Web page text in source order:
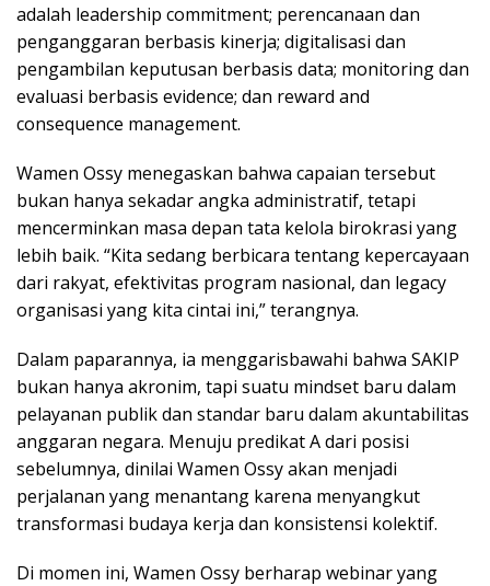
adalah leadership commitment; perencanaan dan
penganggaran berbasis kinerja; digitalisasi dan
pengambilan keputusan berbasis data; monitoring dan
evaluasi berbasis evidence; dan reward and
consequence management.
Wamen Ossy menegaskan bahwa capaian tersebut
bukan hanya sekadar angka administratif, tetapi
mencerminkan masa depan tata kelola birokrasi yang
lebih baik. “Kita sedang berbicara tentang kepercayaan
dari rakyat, efektivitas program nasional, dan legacy
organisasi yang kita cintai ini,” terangnya.
Dalam paparannya, ia menggarisbawahi bahwa SAKIP
bukan hanya akronim, tapi suatu mindset baru dalam
pelayanan publik dan standar baru dalam akuntabilitas
anggaran negara. Menuju predikat A dari posisi
sebelumnya, dinilai Wamen Ossy akan menjadi
perjalanan yang menantang karena menyangkut
transformasi budaya kerja dan konsistensi kolektif.
Di momen ini, Wamen Ossy berharap webinar yang